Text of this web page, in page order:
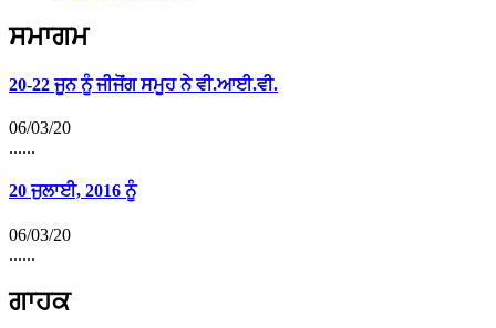
ਸਮਾਗਮ
20-22 ਜੂਨ ਨੂੰ ਜੀਜੋਂਗ ਸਮੂਹ ਨੇ ਵੀ.ਆਈ.ਵੀ.
06/03/20
......
20 ਜੁਲਾਈ, 2016 ਨੂੰ
06/03/20
......
ਗਾਹਕ